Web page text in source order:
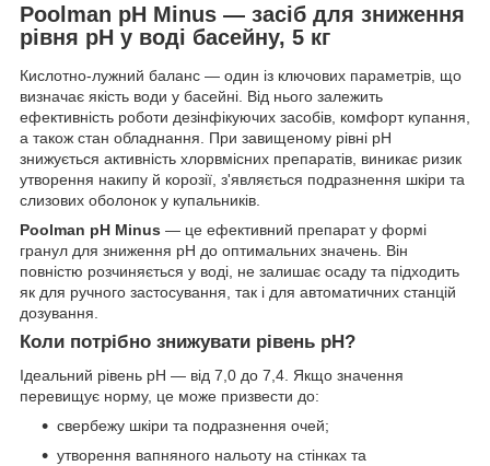
Poolman pH Minus — засіб для зниження
рівня pH у воді басейну, 5 кг
Кислотно-лужний баланс — один із ключових параметрів, що
визначає якість води у басейні. Від нього залежить
ефективність роботи дезінфікуючих засобів, комфорт купання,
а також стан обладнання. При завищеному рівні pH
знижується активність хлорвмісних препаратів, виникає ризик
утворення накипу й корозії, з'являється подразнення шкіри та
слизових оболонок у купальників.
Poolman pH Minus — це ефективний препарат у формі
гранул для зниження pH до оптимальних значень. Він
повністю розчиняється у воді, не залишає осаду та підходить
як для ручного застосування, так і для автоматичних станцій
дозування.
Коли потрібно знижувати рівень pH?
Ідеальний рівень pH — від 7,0 до 7,4. Якщо значення
перевищує норму, це може призвести до:
свербежу шкіри та подразнення очей;
утворення вапняного нальоту на стінках та